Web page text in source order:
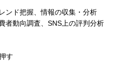
ンド把握、情報の収集・分析
者動向調査、SNS上の評判分析
す